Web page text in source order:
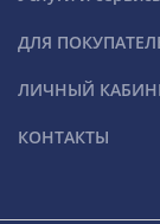
ДЛЯ
ЛИЧНЫЙ
КОНТАКТЫ